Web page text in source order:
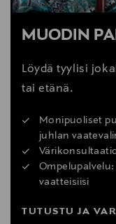
MUODIN
Löydä tyylisi
tai etänä.
Monipuoliset
juhlan
vaatteisiisi
TUTUSTU JA